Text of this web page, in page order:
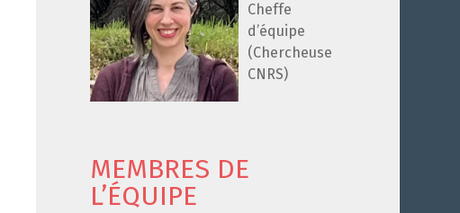
Cheffe
d’équipe
(Chercheuse
CNRS)
MEMBRES DE
L’ÉQUIPE